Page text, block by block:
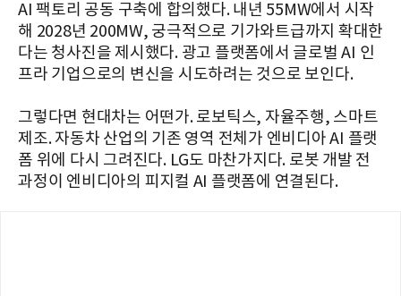
AI 팩토리 공동 구축에 합의했다. 내년 55MW에서 시작
해 2028년 200MW, 궁극적으로 기가와트급까지 확대한
다는 청사진을 제시했다. 광고 플랫폼에서 글로벌 AI 인
프라 기업으로의 변신을 시도하려는 것으로 보인다.
그렇다면 현대차는 어떤가. 로보틱스, 자율주행, 스마트
제조. 자동차 산업의 기존 영역 전체가 엔비디아 AI 플랫
폼 위에 다시 그려진다. LG도 마찬가지다. 로봇 개발 전
과정이 엔비디아의 피지컬 AI 플랫폼에 연결된다.